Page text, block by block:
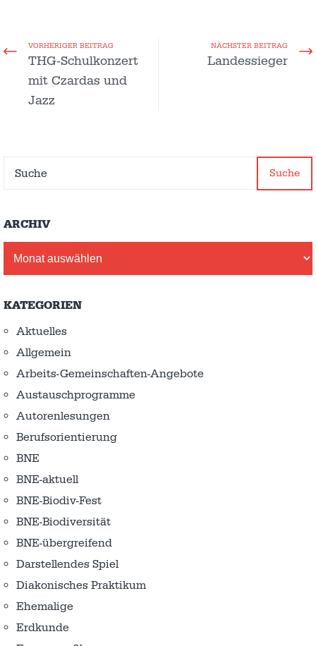
VORHERIGER BEITRAG
THG-Schulkonzert
mit Czardas und
Jazz
NÄCHSTER BEITRAG
Landessieger
Suche
ARCHIV
KATEGORIEN
Aktuelles
Allgemein
Arbeits-Gemeinschaften-Angebote
Austausch­programme
Autorenlesungen
Berufsorientierung
BNE
BNE-aktuell
BNE-Biodiv-Fest
BNE-Biodiversität
BNE-übergreifend
Darstellendes Spiel
Diakonisches Praktikum
Ehemalige
Erdkunde